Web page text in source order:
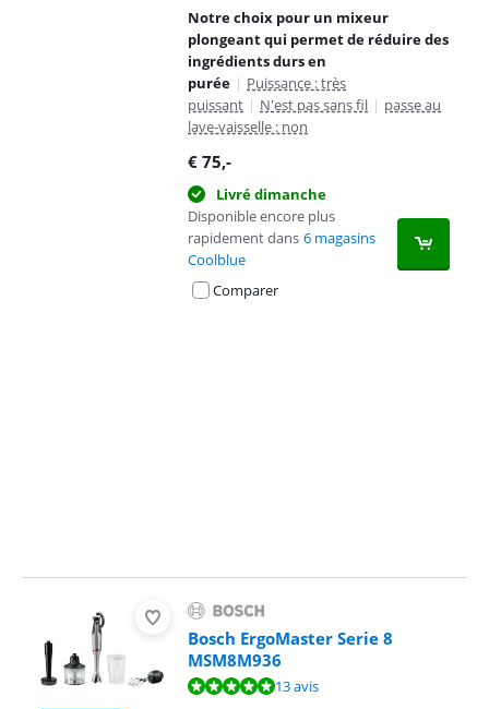
Notre choix pour un mixeur
plongeant qui permet de réduire des
ingrédients durs en
purée | Puissance : très
puissant | N'est pas sans fil | passe au
lave-vaisselle : non
€ 75,-
Livré dimanche
Disponible encore plus
rapidement dans 6 magasins
Coolblue
Comparer
Bosch ErgoMaster Serie 8
MSM8M936
La note est de 9,8 sur 10, basée sur 13 avis.13 avis